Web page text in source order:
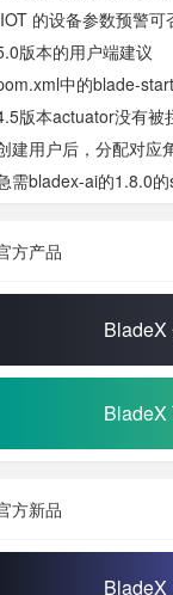
版本的用户端建议
版本actuator没有被
方产品
BladeX
BladeX
方新品
BladeX